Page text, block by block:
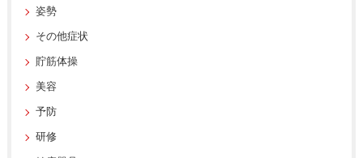
姿勢
その他症状
貯筋体操
美容
予防
研修